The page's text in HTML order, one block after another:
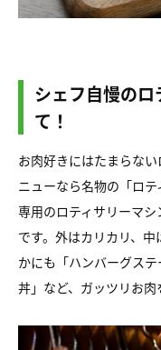
シェフ自慢の
て！
お肉好きにはたまらな
ニューなら名物の「ロテ
専用のロティサリーマ
です。外はカリカリ、
かにも「ハンバーグス
丼」など、ガッツリお肉